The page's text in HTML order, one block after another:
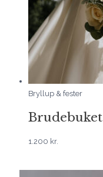
Bryllup & fester
1.200 kr.